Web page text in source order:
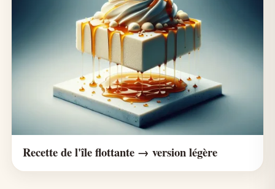
Recette de l'île flottante → version légère